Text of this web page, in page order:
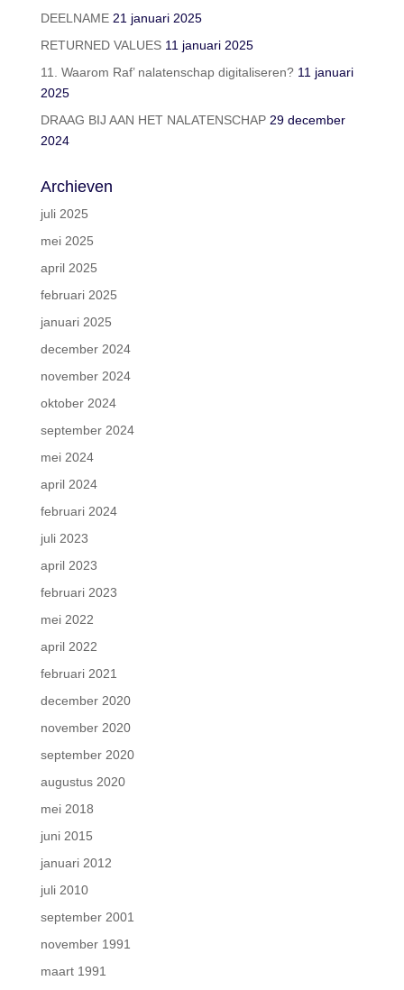
DEELNAME 21 januari 2025
RETURNED VALUES 11 januari 2025
11. Waarom Raf’ nalatenschap digitaliseren? 11 januari
2025
DRAAG BIJ AAN HET NALATENSCHAP 29 december
2024
Archieven
juli 2025
mei 2025
april 2025
februari 2025
januari 2025
december 2024
november 2024
oktober 2024
september 2024
mei 2024
april 2024
februari 2024
juli 2023
april 2023
februari 2023
mei 2022
april 2022
februari 2021
december 2020
november 2020
september 2020
augustus 2020
mei 2018
juni 2015
januari 2012
juli 2010
september 2001
november 1991
maart 1991